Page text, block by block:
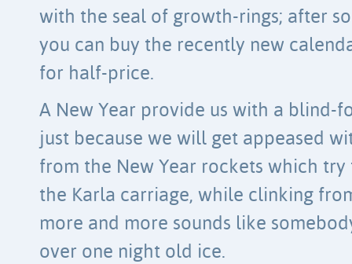
with the seal of growth-rings; after
you can buy the recently new
for half-price.
A New Year provide us with a blind-
just because we will get appeased
from the New Year rockets which try
the Karla carriage, while clinking
more and more sounds like
over one night old ice.